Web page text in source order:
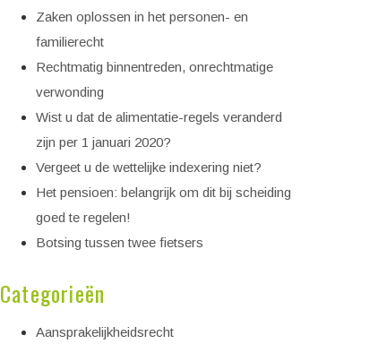
Zaken oplossen in het personen- en
familierecht
Rechtmatig binnentreden, onrechtmatige
verwonding
Wist u dat de alimentatie-regels veranderd
zijn per 1 januari 2020?
Vergeet u de wettelijke indexering niet?
Het pensioen: belangrijk om dit bij scheiding
goed te regelen!
Botsing tussen twee fietsers
Categorieën
Aansprakelijkheidsrecht